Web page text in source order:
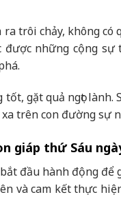
ra trôi chảy, không
được những cộng
tốt, gặt quả ngọt
trên con đường sự
giáp thứ Sáu
đầu hành động
và cam kết thực